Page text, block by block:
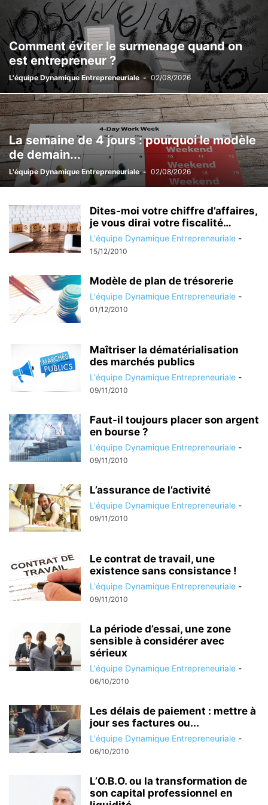
LES FACTURES ET REGISTRES LES FAUTES DE GESTION
LES FORMALITÉS LES FORMALITÉS D'EMBAUCHE
LES GARANTIES / ASSURANCES LES TABLEAUX DE BORD RUPTURES
TAXES DIVERSES TITRE EMPLOI-SERVICE ENTREPRISE TVA
Comment éviter le surmenage quand on
est entrepreneur ?
L'équipe Dynamique Entrepreneuriale - 02/08/2026
La semaine de 4 jours : pourquoi le modèle
de demain...
L'équipe Dynamique Entrepreneuriale - 02/08/2026
Dites-moi votre chiffre d’affaires,
je vous dirai votre fiscalité…
L'équipe Dynamique Entrepreneuriale -
15/12/2010
Modèle de plan de trésorerie
L'équipe Dynamique Entrepreneuriale -
01/12/2010
Maîtriser la dématérialisation
des marchés publics
L'équipe Dynamique Entrepreneuriale -
09/11/2010
Faut-il toujours placer son argent
en bourse ?
L'équipe Dynamique Entrepreneuriale -
09/11/2010
L’assurance de l’activité
L'équipe Dynamique Entrepreneuriale -
09/11/2010
Le contrat de travail, une
existence sans consistance !
L'équipe Dynamique Entrepreneuriale -
09/11/2010
La période d’essai, une zone
sensible à considérer avec
sérieux
L'équipe Dynamique Entrepreneuriale -
06/10/2010
Les délais de paiement : mettre à
jour ses factures ou...
L'équipe Dynamique Entrepreneuriale -
06/10/2010
L’O.B.O. ou la transformation de
son capital professionnel en